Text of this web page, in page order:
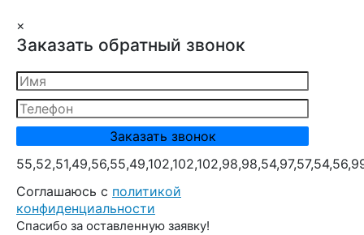
×
Заказать обратный звонок
Cоглашаюсь с политикой
конфиденциальности
Спасибо за оставленную заявку!